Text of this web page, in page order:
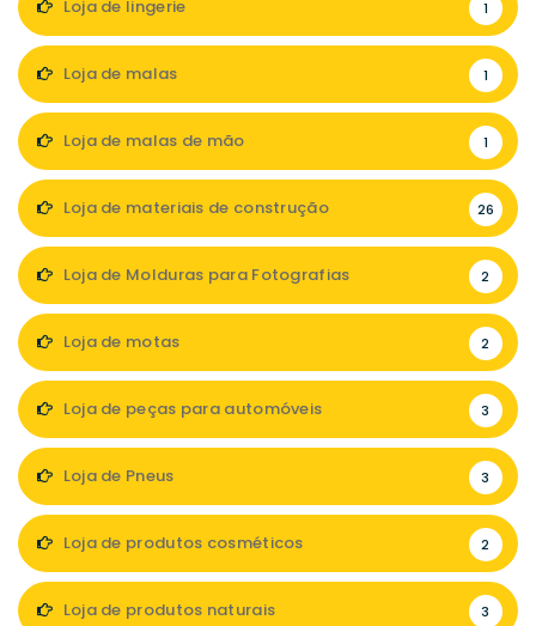
Loja de lingerie 1
Loja de malas 1
Loja de malas de mão 1
Loja de materiais de construção 26
Loja de Molduras para Fotografias 2
Loja de motas 2
Loja de peças para automóveis 3
Loja de Pneus 3
Loja de produtos cosméticos 2
Loja de produtos naturais 3